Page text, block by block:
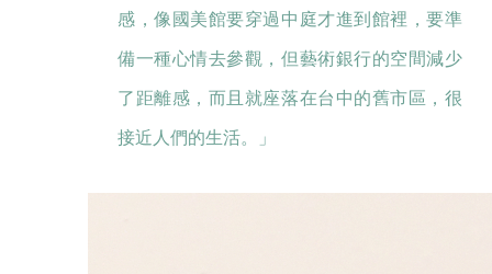
感，像國美館要穿過中庭才進到館裡，要準
備一種心情去參觀，但藝術銀行的空間減少
了距離感，而且就座落在台中的舊市區，很
接近人們的生活。」